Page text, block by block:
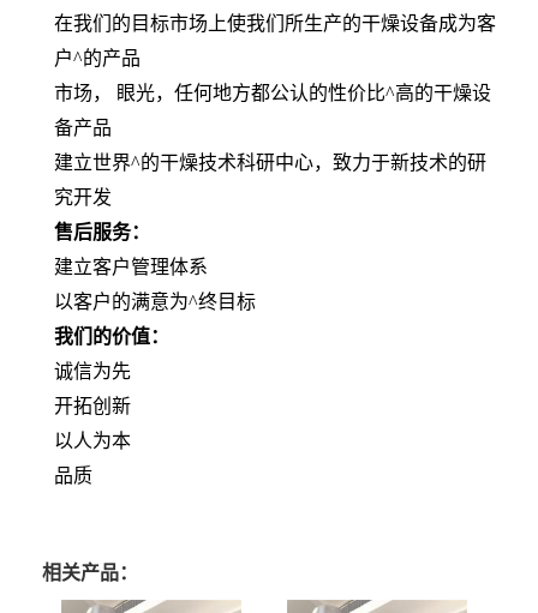
在我们的目标市场上使我们所生产的干燥设备成为客
户^的产品
市场， 眼光，任何地方都公认的性价比^高的干燥设
备产品
建立世界^的干燥技术科研中心，致力于新技术的研
究开发
售后服务：
建立客户管理体系
以客户的满意为^终目标
我们的价值：
诚信为先
开拓创新
以人为本
品质
相关产品：